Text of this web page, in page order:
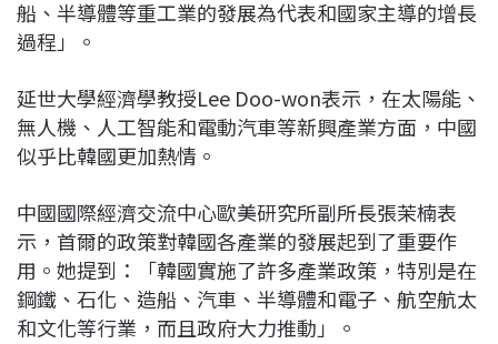
船、半導體等重工業的發展為代表和國家主導的增長
過程」。
延世大學經濟學教授Lee Doo-won表示，在太陽能、
無人機、人工智能和電動汽車等新興產業方面，中國
似乎比韓國更加熱情。
中國國際經濟交流中心歐美研究所副所長張茉楠表
示，首爾的政策對韓國各產業的發展起到了重要作
用。她提到：「韓國實施了許多產業政策，特別是在
鋼鐵、石化、造船、汽車、半導體和電子、航空航太
和文化等行業，而且政府大力推動」。